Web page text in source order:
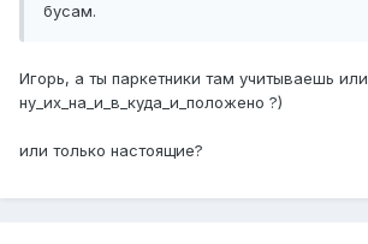
бусам.
Игорь, а ты паркетники там учитываешь или
ну_их_на_и_в_куда_и_положено ?)
или только настоящие?